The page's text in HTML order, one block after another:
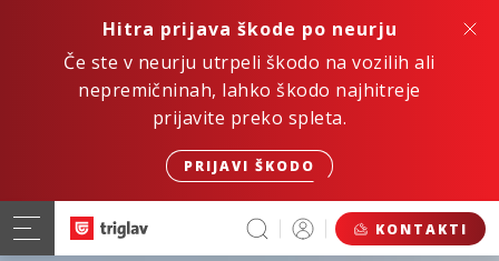
Hitra prijava škode po neurju
Če ste v neurju utrpeli škodo na vozilih ali
nepremičninah, lahko škodo najhitreje
prijavite preko spleta.
PRIJAVI ŠKODO
KONTAKTI